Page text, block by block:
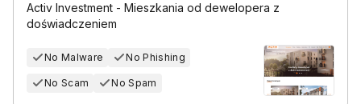
Activ Investment - Mieszkania od dewelopera z
doświadczeniem
No Malware No Phishing
No Scam No Spam